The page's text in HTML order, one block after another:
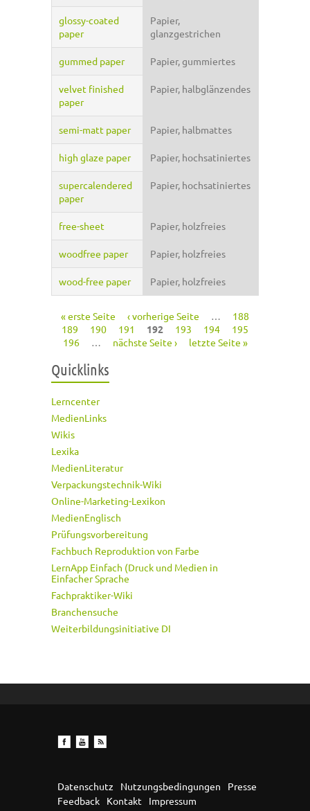
glossy-coated
paper
Papier,
glanzgestrichen
gummed paper Papier, gummiertes
velvet finished
paper
Papier, halbglänzendes
semi-matt paper Papier, halbmattes
high glaze paper Papier, hochsatiniertes
supercalendered
paper
Papier, hochsatiniertes
free-sheet Papier, holzfreies
woodfree paper Papier, holzfreies
wood-free paper Papier, holzfreies
Seiten
« erste Seite ‹ vorherige Seite …
188
189
190 191 192 193 194
195
196
… nächste Seite › letzte Seite »
Quicklinks
Lerncenter
MedienLinks
Wikis
Lexika
MedienLiteratur
Verpackungstechnik-Wiki
Online-Marketing-Lexikon
MedienEnglisch
Prüfungsvorbereitung
Fachbuch Reproduktion von Farbe
LernApp Einfach (Druck und Medien in
Einfacher Sprache
Fachpraktiker-Wiki
Branchensuche
Weiterbildungsinitiative DI
Datenschutz Nutzungsbedingungen
Presse
Feedback
Kontakt Impressum